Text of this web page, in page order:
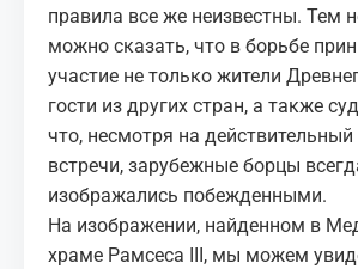
правила все же неизвестны. Тем
можно сказать, что в борьбе
участие не только жители
гости из других стран, а также
что, несмотря на действительный
встречи, зарубежные борцы
изображались побежденными.
На изображении, найденном в
храме Рамсеса III, мы можем